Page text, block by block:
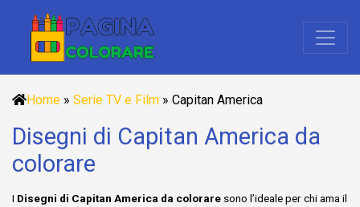
Home » Serie TV e Film » Capitan America
Disegni di Capitan America da
colorare
I Disegni di Capitan America da colorare sono l’ideale per chi ama il